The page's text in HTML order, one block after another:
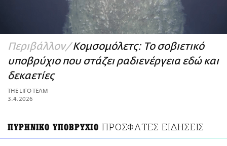
Περιβάλλον Κομσομόλετς: To σοβιετικό
υποβρύχιο που στάζει ραδιενέργεια εδώ και
δεκαετίες
THE LIFO TEAM
3.4.2026
ΠΥΡΗΝΙΚΟ ΥΠΟΒΡΥΧΙΟ ΠΡΟΣΦΑΤΕΣ ΕΙΔΗΣΕΙΣ